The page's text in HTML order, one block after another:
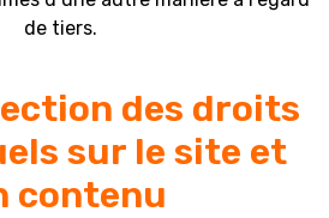
de tiers.
des droits
sur le site et
contenu